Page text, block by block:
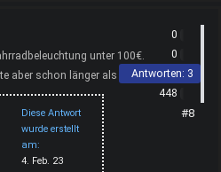
unter 100€.
aber schon länger als 3h
ihr mir...
Diese Antwort
wurde erstellt
am:
4. Feb. 23
0
0
Antworten: 3
448
#8